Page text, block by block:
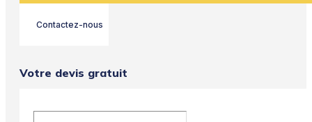
Contactez-nous
Votre devis gratuit